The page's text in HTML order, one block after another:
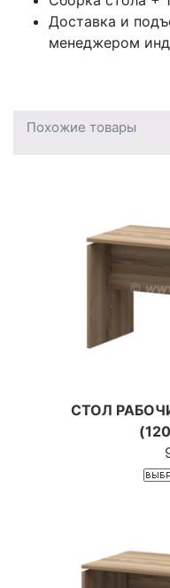
Доставка и
менеджером
Похожие товары
СТОЛ